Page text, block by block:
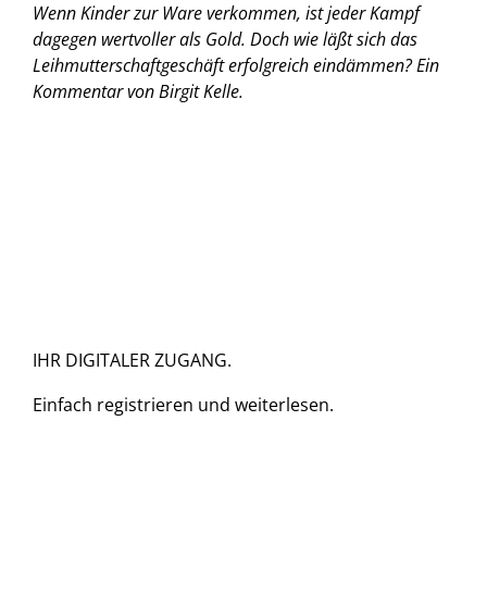
Wenn Kinder zur Ware verkommen, ist jeder Kampf
dagegen wertvoller als Gold. Doch wie läßt sich das
Leihmutterschaftgeschäft erfolgreich eindämmen?Ein
Kommentar von Birgit Kelle.
IHR DIGITALER ZUGANG.
Einfach registrieren und weiterlesen.